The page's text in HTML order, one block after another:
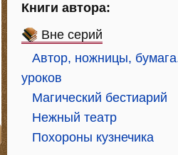
Книги автора:
Вне серий
Автор, ножницы,
уроков
Магический бестиарий
Нежный театр
Похороны кузнечика